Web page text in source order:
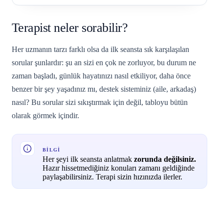
Terapist neler sorabilir?
Her uzmanın tarzı farklı olsa da ilk seansta sık karşılaşılan
sorular şunlardır: şu an sizi en çok ne zorluyor, bu durum ne
zaman başladı, günlük hayatınızı nasıl etkiliyor, daha önce
benzer bir şey yaşadınız mı, destek sisteminiz (aile, arkadaş)
nasıl? Bu sorular sizi sıkıştırmak için değil, tabloyu bütün
olarak görmek içindir.
BILGI
Her şeyi ilk seansta anlatmak zorunda değilsiniz.
Hazır hissetmediğiniz konuları zamanı geldiğinde
paylaşabilirsiniz. Terapi sizin hızınızda ilerler.